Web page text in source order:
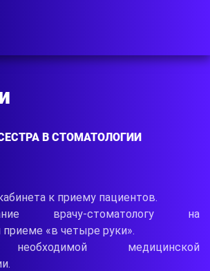
В СТОМАТОЛОГИИ
к приему пациентов.
врачу-стоматологу на
«в четыре руки».
медицинской